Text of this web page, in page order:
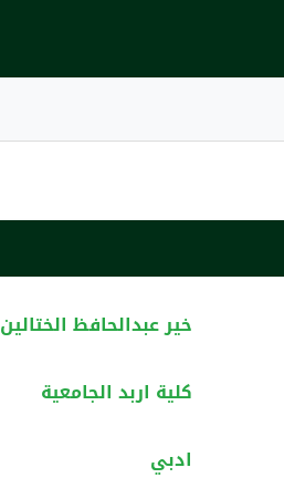
خير عبدالحافظ الختالين
كلية اربد الجامعية
ادبي